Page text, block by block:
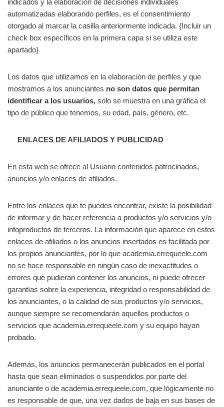
automatizadas elaborando perfiles, es el consentimiento
otorgado al marcar la casilla anteriormente indicada. {Incluir un
check box específicos en la primera capa si se utiliza este
apartado}
Los datos que utilizamos en la elaboración de perfiles y que
mostramos a los anunciantes no son datos que permitan
identificar a los usuarios, solo se muestra en una gráfica el
tipo de público que tenemos, su edad, país, género, etc.
ENLACES DE AFILIADOS Y PUBLICIDAD
En esta web se ofrece al Usuario contenidos patrocinados,
anuncios y/o enlaces de afiliados.
Entre los enlaces que te puedes encontrar, existe la posibilidad
de informar y de hacer referencia a productos y/o servicios y/o
infoproductos de terceros. La información que aparece en estos
enlaces de afiliados o los anuncios insertados es facilitada por
los propios anunciantes, por lo que academia.errequeele.com
no se hace responsable en ningún caso de inexactitudes o
errores que pudieran contener los anuncios, ni puede ofrecer
garantías sobre la experiencia, integridad o responsabilidad de
los anunciantes, o la calidad de sus productos y/o servicios,
aunque siempre se recomendarán aquellos productos o
servicios que academia.errequeele.com y su equipo hayan
probado.
Además, los anuncios permanecerán publicados en el portal
hasta que sean eliminados o suspendidos por parte del
anunciante o de academia.errequeele.com, que lógicamente no
es responsable de que, una vez dados de baja en sus bases de